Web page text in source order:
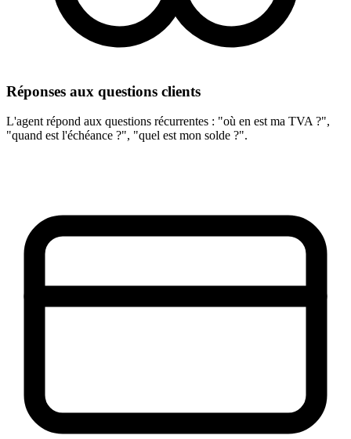
Réponses aux questions clients
L'agent répond aux questions récurrentes : "où en est ma TVA ?",
"quand est l'échéance ?", "quel est mon solde ?".